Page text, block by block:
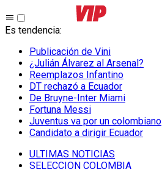
Es tendencia:
Publicación de Vini
¿Julián Álvarez al Arsenal?
Reemplazos Infantino
DT rechazó a Ecuador
De Bruyne-Inter Miami
Fortuna Messi
Juventus va por un colombiano
Candidato a dirigir Ecuador
ULTIMAS NOTICIAS
SELECCION COLOMBIA